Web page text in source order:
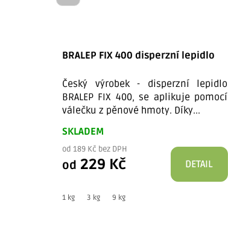
BRALEP FIX 400 disperzní lepidlo
Český výrobek - disperzní lepidlo
BRALEP FIX 400, se aplikuje pomocí
válečku z pěnové hmoty. Díky...
SKLADEM
od 189 Kč bez DPH
od 229 Kč DETAIL
1 kg 3 kg 9 kg